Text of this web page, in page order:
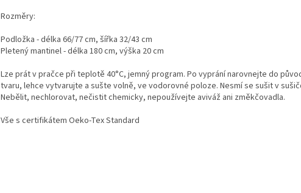
Rozměry:
Podložka - délka 66/77 cm, šířka 32/43 cm
Pletený mantinel - délka 180 cm, výška 20 cm
Lze prát v pračce při teplotě 40°C, jemný program. Po vyprání narovnejte do
tvaru, lehce vytvarujte a sušte volně, ve vodorovné poloze. Nesmí se sušit v
Nebělit, nechlorovat, nečistit chemicky, nepoužívejte aviváž ani změkčovadla.
Vše s certifikátem Oeko-Tex Standard